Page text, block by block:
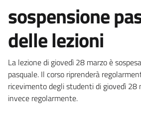
sospensione
delle lezioni
La lezione di giovedì 28 marzo è
pasquale. Il corso riprenderà
ricevimento degli studenti di giovedì 28
invece regolarmente.